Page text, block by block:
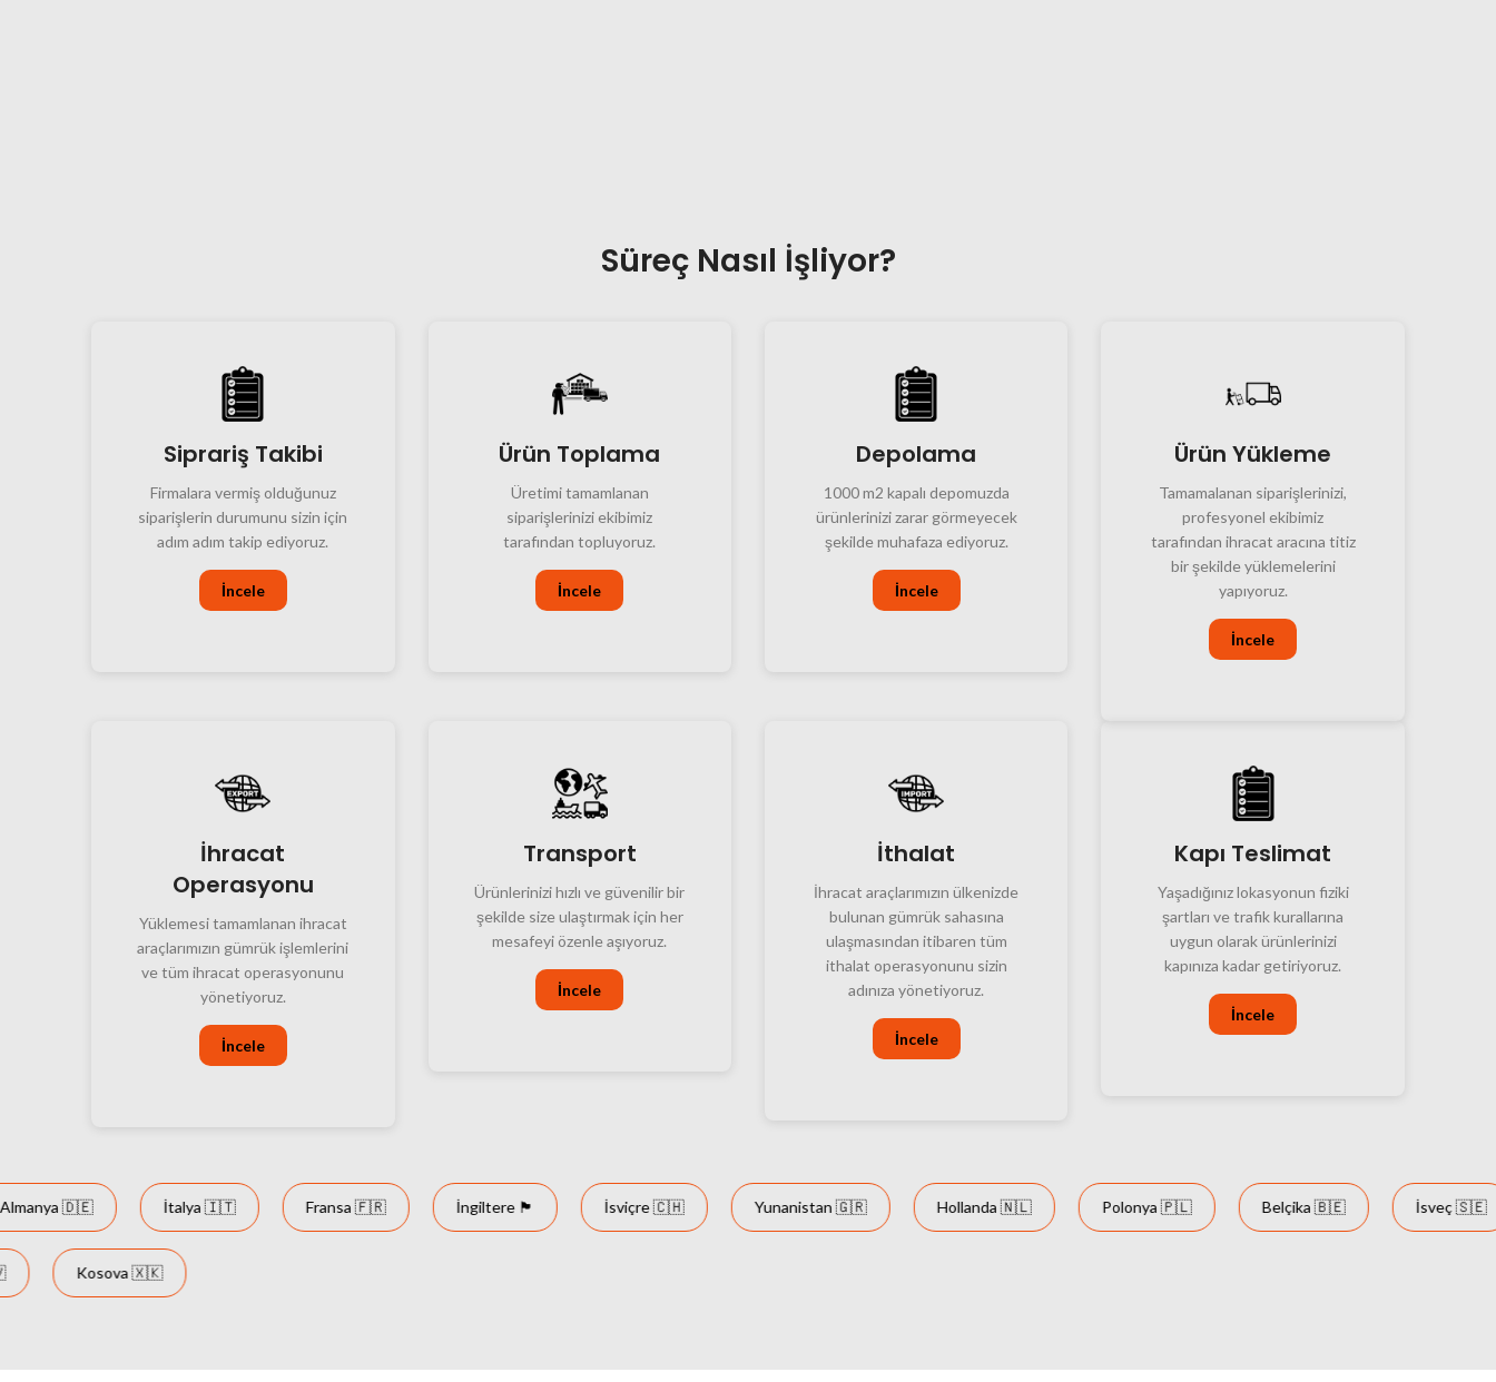
Süreç Nasıl İşliyor?
Siprariş Takibi
Firmalara vermiş olduğunuz
siparişlerin durumunu sizin için
adım adım takip ediyoruz.
İncele
Ürün Toplama
Üretimi tamamlanan
siparişlerinizi ekibimiz
tarafından topluyoruz.
İncele
Depolama
1000 m2 kapalı depomuzda
ürünlerinizi zarar görmeyecek
şekilde muhafaza ediyoruz.
İncele
Ürün Yükleme
Tamamalanan siparişlerinizi,
profesyonel ekibimiz
tarafından ihracat aracına titiz
bir şekilde yüklemelerini
yapıyoruz.
İncele
İhracat
Operasyonu
Yüklemesi tamamlanan ihracat
araçlarımızın gümrük işlemlerini
ve tüm ihracat operasyonunu
yönetiyoruz.
İncele
Transport
Ürünlerinizi hızlı ve güvenilir bir
şekilde size ulaştırmak için her
mesafeyi özenle aşıyoruz.
İncele
İthalat
İhracat araçlarımızın ülkenizde
bulunan gümrük sahasına
ulaşmasından itibaren tüm
ithalat operasyonunu sizin
adınıza yönetiyoruz.
İncele
Kapı Teslimat
Yaşadığınız lokasyonun fiziki
şartları ve trafik kurallarına
uygun olarak ürünlerinizi
kapınıza kadar getiriyoruz.
İncele
🇩🇪 İtalya 🇮🇹 Fransa 🇫🇷 İngiltere 🏴󠁧󠁢󠁥󠁮󠁧󠁿 İsviçre 🇨🇭 Yunanistan 🇬🇷 Hollanda 🇳🇱 Polonya 🇵🇱 Belçika 🇧🇪 İsveç 🇸🇪
🇱🇻 Kosova 🇽🇰